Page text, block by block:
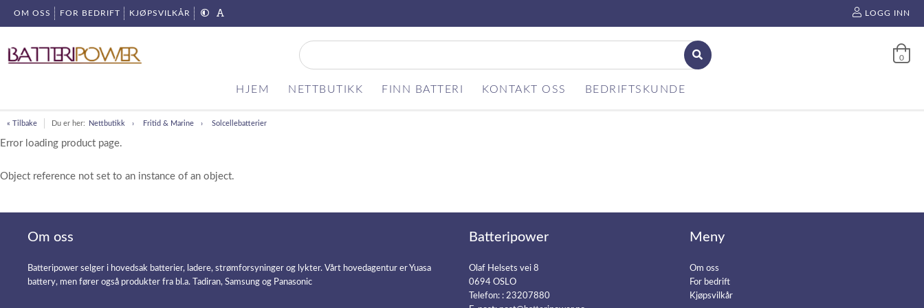
OM OSS FOR BEDRIFT KJØPSVILKÅR LOGG INN
0
HJEM NETTBUTIKK FINN BATTERI KONTAKT OSS BEDRIFTSKUNDE
« Tilbake Du er her: Nettbutikk Fritid & Marine Solcellebatterier
Error loading product page.
Object reference not set to an instance of an object.
Om oss
Batteripower selger i hovedsak batterier, ladere, strømforsyninger og lykter. Vårt hovedagentur er Yuasa
battery, men fører også produkter fra bl.a. Tadiran, Samsung og Panasonic
Batteripower
Olaf Helsets vei 8
0694 OSLO
Telefon: : 23207880
Meny
Om oss
For bedrift
Kjøpsvilkår